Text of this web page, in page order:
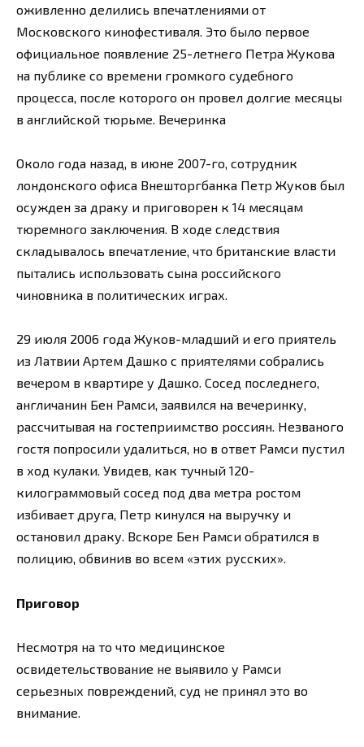
оживленно делились впечатлениями от
Московского кинофестиваля. Это было первое
официальное появление 25-летнего Петра Жукова
на публике со времени громкого судебного
процесса, после которого он провел долгие месяцы
в английской тюрьме. Вечеринка
Около года назад, в июне 2007-го, сотрудник
лондонского офиса Внешторгбанка Петр Жуков был
осужден за драку и приговорен к 14 месяцам
тюремного заключения. В ходе следствия
складывалось впечатление, что британские власти
пытались использовать сына российского
чиновника в политических играх.
29 июля 2006 года Жуков-младший и его приятель
из Латвии Артем Дашко с приятелями собрались
вечером в квартире у Дашко. Сосед последнего,
англичанин Бен Рамси, заявился на вечеринку,
рассчитывая на гостеприимство россиян. Незваного
гостя попросили удалиться, но в ответ Рамси пустил
в ход кулаки. Увидев, как тучный 120-
килограммовый сосед под два метра ростом
избивает друга, Петр кинулся на выручку и
остановил драку. Вскоре Бен Рамси обратился в
полицию, обвинив во всем «этих русских».
Приговор
Несмотря на то что медицинское
освидетельствование не выявило у Рамси
серьезных повреждений, суд не принял это во
внимание.